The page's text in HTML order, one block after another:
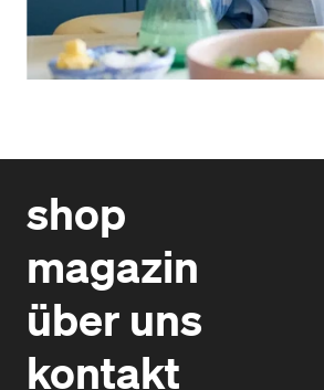
shop
magazin
über uns
kontakt